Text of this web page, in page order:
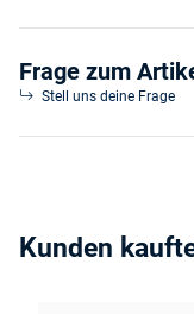
Frage zum
Stell uns deine Frage
Kunden